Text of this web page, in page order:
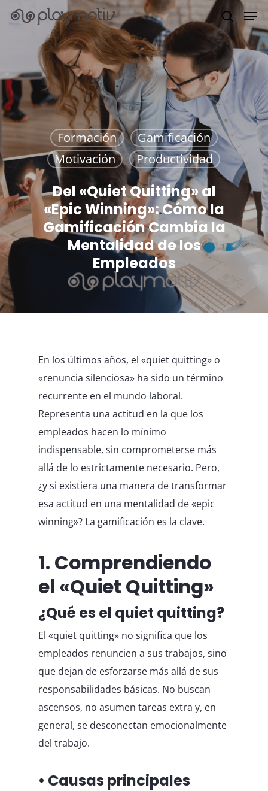
Hit enter to search or ESC to close
Formación
Gamificación
Motivación
Productividad
Del «Quiet Quitting» al
«Epic Winning»: Cómo la
Gamificación Cambia la
Mentalidad de los
Empleados
En los últimos años, el «quiet quitting» o
«renuncia silenciosa» ha sido un término
recurrente en el mundo laboral.
Representa una actitud en la que los
empleados hacen lo mínimo
indispensable, sin comprometerse más
allá de lo estrictamente necesario. Pero,
¿y si existiera una manera de transformar
esa actitud en una mentalidad de «epic
winning»? La gamificación es la clave.
1. Comprendiendo
el «Quiet Quitting»
¿Qué es el quiet quitting?
El «quiet quitting» no significa que los
empleados renuncien a sus trabajos, sino
que dejan de esforzarse más allá de sus
responsabilidades básicas. No buscan
ascensos, no asumen tareas extra y, en
general, se desconectan emocionalmente
del trabajo.
• Causas principales